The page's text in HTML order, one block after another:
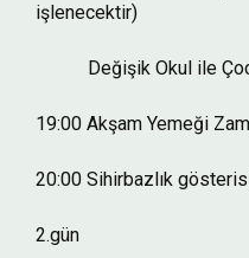
işlenecektir)
Değişik Okul ile
19:00 Akşam Yemeği
20:00 Sihirbazlık
​2.gün